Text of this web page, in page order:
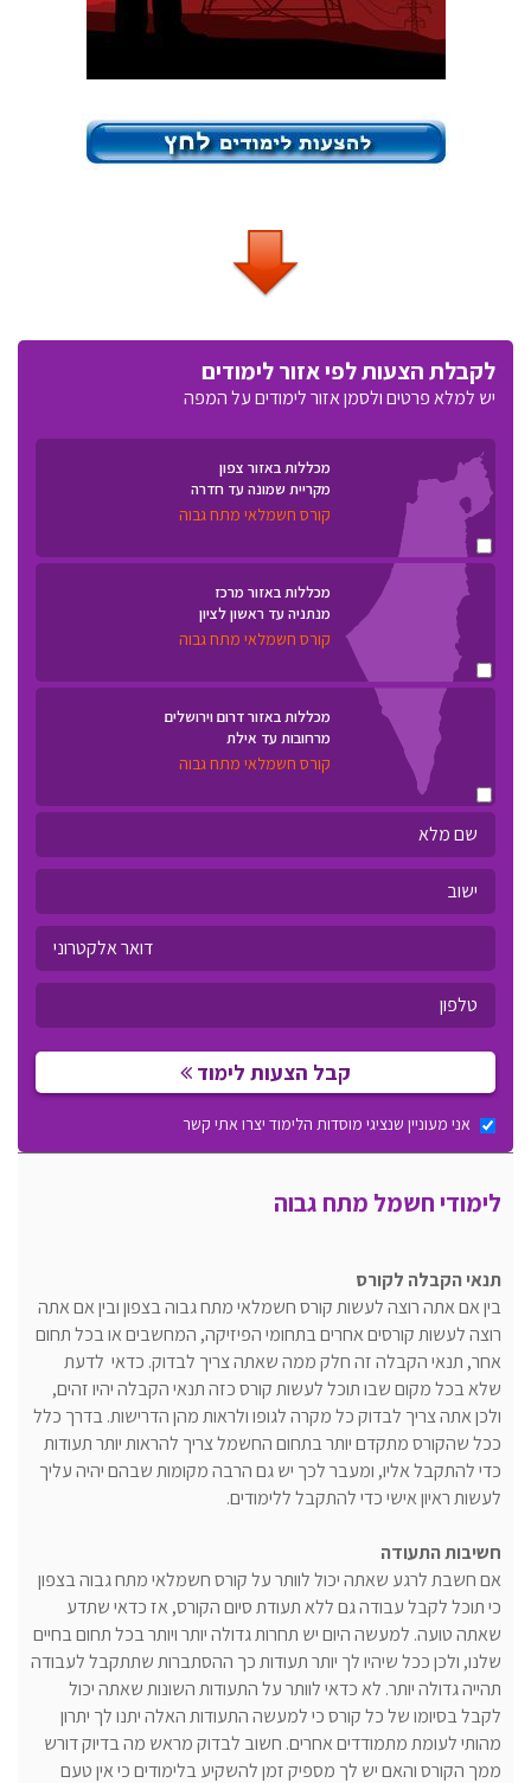
לקבלת הצעות לפי אזור לימודים
יש למלא פרטים ולסמן אזור לימודים על המפה
מכללות באזור צפון
מקריית שמונה עד חדרה
קורס חשמלאי מתח גבוה
מכללות באזור מרכז
מנתניה עד ראשון לציון
קורס חשמלאי מתח גבוה
מכללות באזור דרום וירושלים
מרחובות עד אילת
קורס חשמלאי מתח גבוה
קבל הצעות לימוד
אני מעוניין שנציגי מוסדות הלימוד יצרו אתי קשר
לימודי חשמל מתח גבוה
תנאי הקבלה לקורס
בין אם אתה רוצה לעשות קורס חשמלאי מתח גבוה בצפון ובין אם אתה
רוצה לעשות קורסים אחרים בתחומי הפיזיקה, המחשבים או בכל תחום
אחר, תנאי הקבלה זה חלק ממה שאתה צריך לבדוק. כדאי לדעת
שלא בכל מקום שבו תוכל לעשות קורס כזה תנאי הקבלה יהיו זהים,
ולכן אתה צריך לבדוק כל מקרה לגופו ולראות מהן הדרישות. בדרך כלל
ככל שהקורס מתקדם יותר בתחום החשמל צריך להראות יותר תעודות
כדי להתקבל אליו, ומעבר לכך יש גם הרבה מקומות שבהם יהיה עליך
לעשות ראיון אישי כדי להתקבל ללימודים.
חשיבות התעודה
אם חשבת לרגע שאתה יכול לוותר על קורס חשמלאי מתח גבוה בצפון
כי תוכל לקבל עבודה גם ללא תעודת סיום הקורס, אז כדאי שתדע
שאתה טועה. למעשה היום יש תחרות גדולה יותר ויותר בכל תחום בחיים
שלנו, ולכן ככל שיהיו לך יותר תעודות כך ההסתברות שתתקבל לעבודה
תהייה גדולה יותר. לא כדאי לוותר על התעודות השונות שאתה יכול
לקבל בסיומו של כל קורס כי למעשה התעודות האלה יתנו לך יתרון
מהותי לעומת מתמודדים אחרים. חשוב לבדוק מראש מה בדיוק דורש
ממך הקורס והאם יש לך מספיק זמן להשקיע בלימודים כי אין טעם